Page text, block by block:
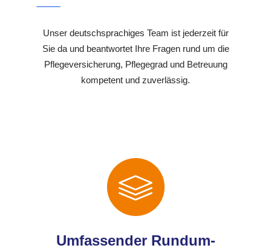
Unser deutschsprachiges Team ist jederzeit für
Sie da und beantwortet Ihre Fragen rund um die
Pflegeversicherung, Pflegegrad und Betreuung
kompetent und zuverlässig.
Umfassender Rundum-